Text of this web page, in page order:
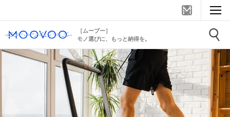
［ムーブー］
モノ選びに、もっと納得を。